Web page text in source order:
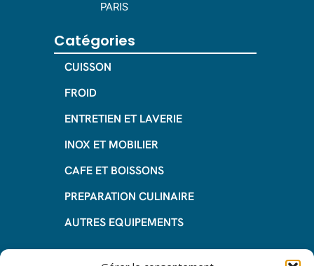
PARIS
Catégories
CUISSON
FROID
ENTRETIEN ET LAVERIE
INOX ET MOBILIER
CAFE ET BOISSONS
PREPARATION CULINAIRE
AUTRES EQUIPEMENTS
Informations